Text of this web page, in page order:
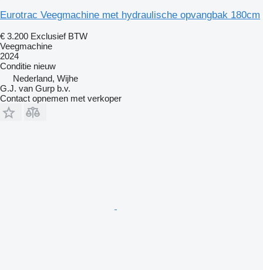
Eurotrac Veegmachine met hydraulische opvangbak 180cm
€ 3.200 Exclusief BTW
Veegmachine
2024
Conditie nieuw
Nederland, Wijhe
G.J. van Gurp b.v.
Contact opnemen met verkoper